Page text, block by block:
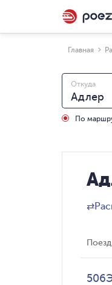
Главная
Откуда
По
⇄
Поезд